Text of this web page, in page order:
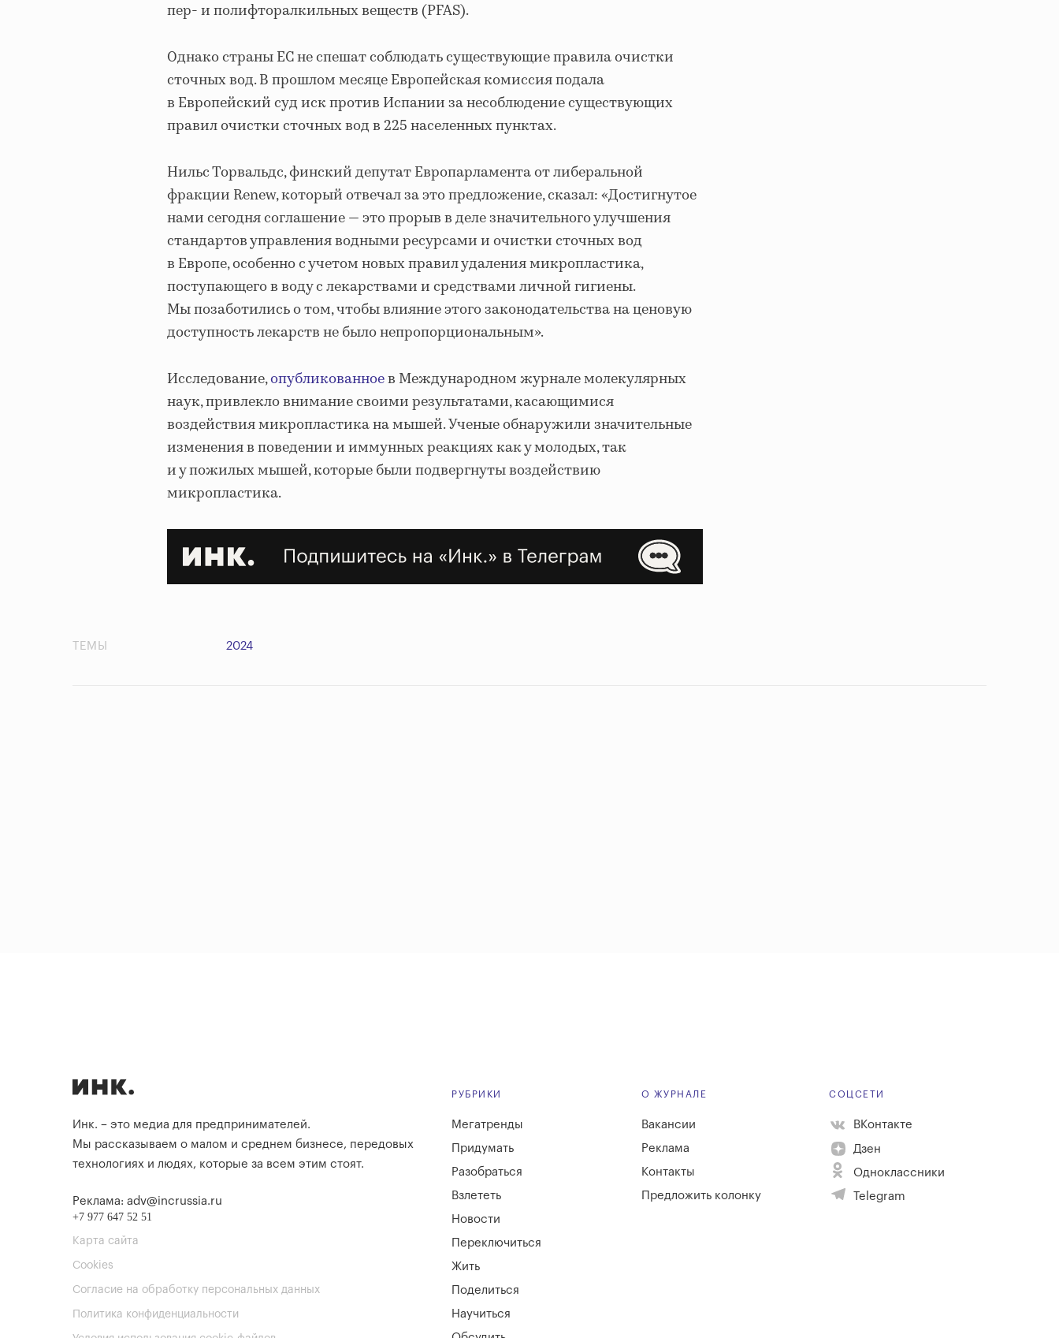
пер- и полифторалкильных веществ (PFAS).
Однако страны ЕС не спешат соблюдать существующие правила очистки
сточных вод. В прошлом месяце Европейская комиссия подала
в Европейский суд иск против Испании за несоблюдение существующих
правил очистки сточных вод в 225 населенных пунктах.
Нильс Торвальдс, финский депутат Европарламента от либеральной
фракции Renew, который отвечал за это предложение, сказал: «Достигнутое
нами сегодня соглашение — это прорыв в деле значительного улучшения
стандартов управления водными ресурсами и очистки сточных вод
в Европе, особенно с учетом новых правил удаления микропластика,
поступающего в воду с лекарствами и средствами личной гигиены.
Мы позаботились о том, чтобы влияние этого законодательства на ценовую
доступность лекарств не было непропорциональным».
Исследование,опубликованноев Международном журнале молекулярных
наук, привлекло внимание своими результатами, касающимися
воздействия микропластика на мышей. Ученые обнаружили значительные
изменения в поведении и иммунных реакциях как у молодых, так
и у пожилых мышей, которые были подвергнуты воздействию
микропластика.
ТЕМЫ 2024
Инк. – это медиа для предпринимателей.
Мы рассказываем о малом и среднем бизнесе, передовых
технологиях и людях, которые за всем этим стоят.
Реклама: adv@incrussia.ru
+7 977 647 52 51
Карта сайта
Cookies
Согласие на обработку персональных данных
Политика конфиденциальности
РУБРИКИ
Мегатренды
Придумать
Разобраться
Взлететь
Новости
Переключиться
Жить
Поделиться
Научиться
О ЖУРНАЛЕ
Вакансии
Реклама
Контакты
Предложить колонку
СОЦСЕТИ
ВКонтакте
Дзен
Одноклассники
Telegram